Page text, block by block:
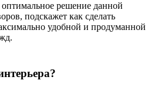
решение данной
подскажет как сделать
удобной и продуманной